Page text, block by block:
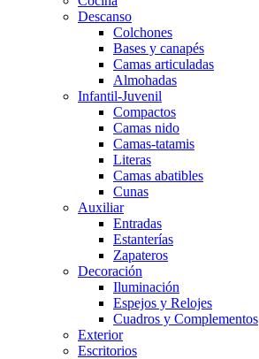
Descanso
Colchones
Bases y canapés
Camas articuladas
Almohadas
Infantil-Juvenil
Compactos
Camas nido
Camas-tatamis
Literas
Camas abatibles
Cunas
Auxiliar
Entradas
Estanterías
Zapateros
Decoración
Iluminación
Espejos y Relojes
Cuadros y Complementos
Exterior
Escritorios